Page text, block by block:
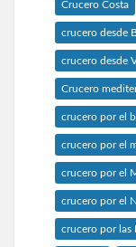
Crucero Costa
crucero desde
crucero desde
Crucero
crucero por el
crucero por el
crucero por el
crucero por el
crucero por las